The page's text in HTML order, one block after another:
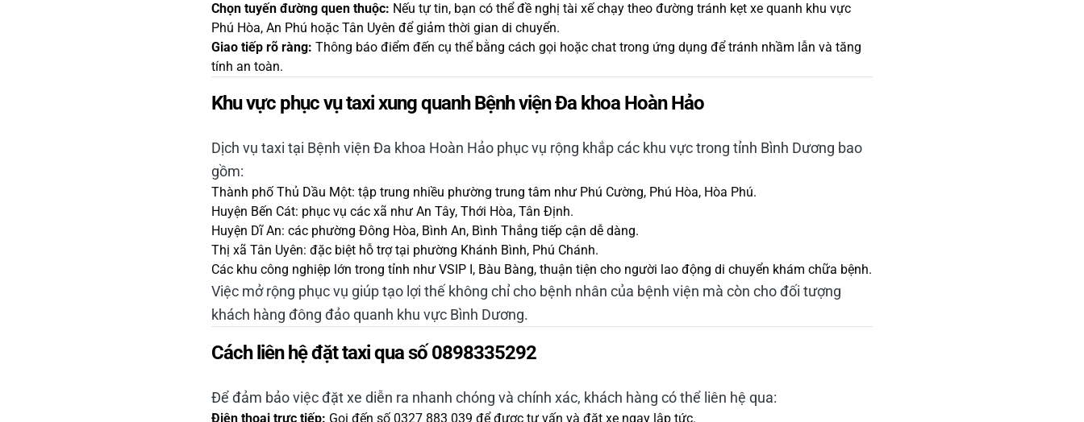
Chọn tuyến đường quen thuộc: Nếu tự tin, bạn có thể đề nghị tài xế chạy theo đường tránh kẹt xe quanh khu vực
Phú Hòa, An Phú hoặc Tân Uyên để giảm thời gian di chuyển.
Giao tiếp rõ ràng: Thông báo điểm đến cụ thể bằng cách gọi hoặc chat trong ứng dụng để tránh nhầm lẫn và tăng
tính an toàn.
Khu vực phục vụ taxi xung quanh Bệnh viện Đa khoa Hoàn Hảo
Dịch vụ taxi tại Bệnh viện Đa khoa Hoàn Hảo phục vụ rộng khắp các khu vực trong tỉnh Bình Dương bao
gồm:
Thành phố Thủ Dầu Một: tập trung nhiều phường trung tâm như Phú Cường, Phú Hòa, Hòa Phú.
Huyện Bến Cát: phục vụ các xã như An Tây, Thới Hòa, Tân Định.
Huyện Dĩ An: các phường Đông Hòa, Bình An, Bình Thắng tiếp cận dễ dàng.
Thị xã Tân Uyên: đặc biệt hỗ trợ tại phường Khánh Bình, Phú Chánh.
Các khu công nghiệp lớn trong tỉnh như VSIP I, Bàu Bàng, thuận tiện cho người lao động di chuyển khám chữa bệnh.
Việc mở rộng phục vụ giúp tạo lợi thế không chỉ cho bệnh nhân của bệnh viện mà còn cho đối tượng
khách hàng đông đảo quanh khu vực Bình Dương.
Cách liên hệ đặt taxi qua số 0898335292
Để đảm bảo việc đặt xe diễn ra nhanh chóng và chính xác, khách hàng có thể liên hệ qua:
Điện thoại trực tiếp: Gọi đến số 0327 883 039 để được tư vấn và đặt xe ngay lập tức.